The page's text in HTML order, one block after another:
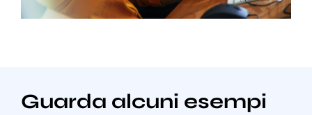
Guarda alcuni esempi